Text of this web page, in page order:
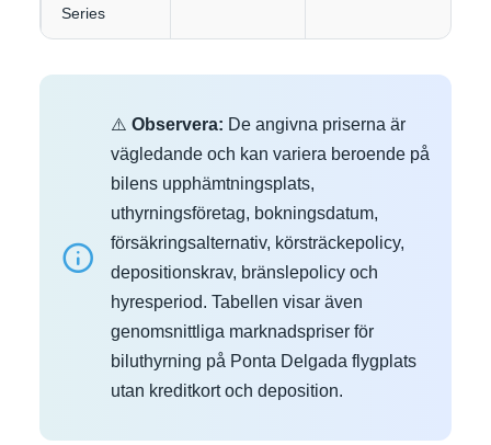
Series
⚠️ Observera: De angivna priserna är
vägledande och kan variera beroende på
bilens upphämtningsplats,
uthyrningsföretag, bokningsdatum,
försäkringsalternativ, körsträckepolicy,
depositionskrav, bränslepolicy och
hyresperiod. Tabellen visar även
genomsnittliga marknadspriser för
biluthyrning på Ponta Delgada flygplats
utan kreditkort och deposition.